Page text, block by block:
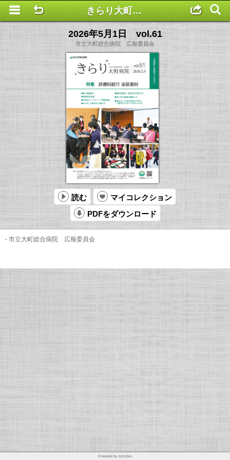
This is a completely basic popup, no options set.
きらり大町病院
2026年5月1日 vol.61
市立大町総合病院 広報委員会
読む
マイコレクション
PDFをダウンロード
- 市立大町総合病院 広報委員会
Powered by AirLibro.